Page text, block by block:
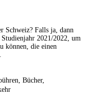
Schweiz? Falls ja, dann
Studienjahr 2021/2022, um
können, die einen
Bücher,